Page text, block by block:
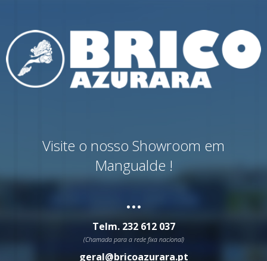
Visite o nosso Showroom em
Mangualde !
...
Telm. 232 612 037
(Chamada para a rede fixa nacional)
geral@bricoazurara.pt